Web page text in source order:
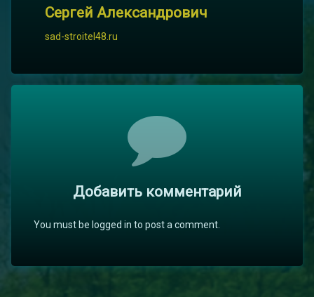
Сергей Александрович
sad-stroitel48.ru
Добавить комментарий
You must be logged in to post a comment.